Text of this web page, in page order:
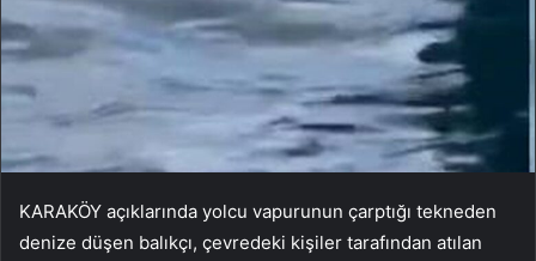
KARAKÖY açıklarında yolcu vapurunun çarptığı tekneden
denize düşen balıkçı, çevredeki kişiler tarafından atılan